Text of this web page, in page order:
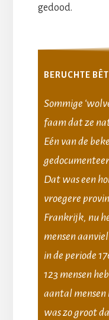
gedood.
BERUCHTE
Sommige
faam dat ze
Eén van de
Dat was een
vroegere
Frankrijk, nu
mensen
in de periode
123 mensen
aantal mensen
was zo groot